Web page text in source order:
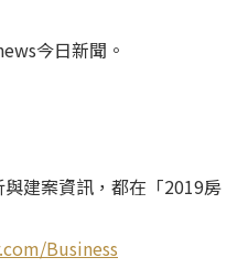
今日新聞。
建案資訊，都在「2019房
Business